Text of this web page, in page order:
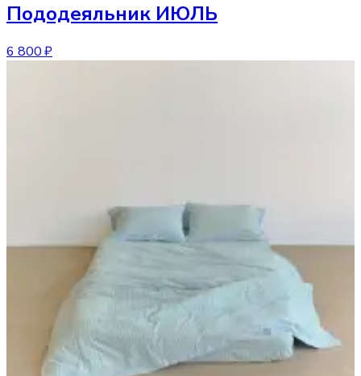
Пододеяльник ИЮЛЬ
6 800 ₽